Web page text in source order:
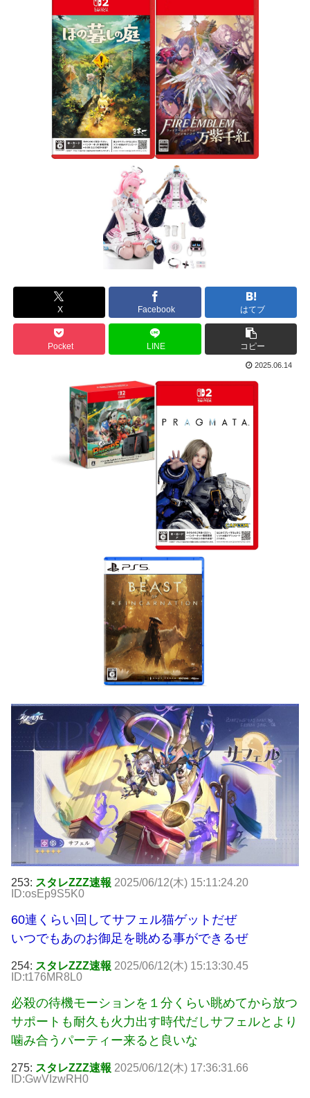
X Facebook はてブ
Pocket LINE コピー
2025.06.14
253: スタレZZZ速報 2025/06/12(木) 15:11:24.20
ID:osEp9S5K0
60連くらい回してサフェル猫ゲットだぜ
いつでもあのお御足を眺める事ができるぜ
254: スタレZZZ速報 2025/06/12(木) 15:13:30.45
ID:t176MR8L0
必殺の待機モーションを１分くらい眺めてから放つ
サポートも耐久も火力出す時代だしサフェルとより
噛み合うパーティー来ると良いな
275: スタレZZZ速報 2025/06/12(木) 17:36:31.66
ID:GwVIzwRH0